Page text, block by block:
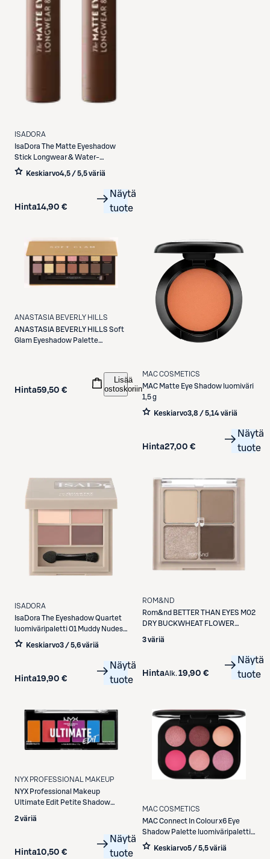
ISADORA
IsaDora The Matte Eyeshadow
Stick Longwear & Water-
Resistant luomiväripuikko 62 True
Keskiarvo4,5 / 5,5 väriä
Hinta14,90 €
Näytä
tuote
ANASTASIA BEVERLY HILLS
ANASTASIA BEVERLY HILLS Soft
Glam Eyeshadow Palette
Hinta59,50 €
Lisää
ostoskoriin
MAC COSMETICS
MAC Matte Eye Shadow luomiväri
1,5 g
Keskiarvo3,8 / 5,14 väriä
Hinta27,00 €
Näytä
tuote
ISADORA
IsaDora The Eyeshadow Quartet
luomiväripaletti 01 Muddy Nudes
3,5 g
Keskiarvo3 / 5,6 väriä
Hinta19,90 €
Näytä
tuote
ROM&ND
Rom&nd BETTER THAN EYES M02
DRY BUCKWHEAT FLOWER
3 väriä
HintaAlk. 19,90 €
Näytä
tuote
NYX PROFESSIONAL MAKEUP
NYX Professional Makeup
Ultimate Edit Petite Shadow
2 väriä
Hinta10,50 €
Näytä
tuote
MAC COSMETICS
MACConnect In Colour x6 Eye
Shadow Palette luomiväripaletti
6,25 g
Keskiarvo5 / 5,5 väriä